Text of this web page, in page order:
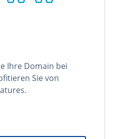
Ihre Domain bei
Sie von